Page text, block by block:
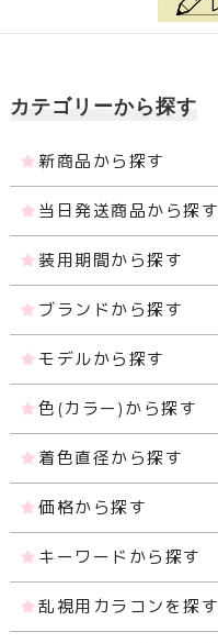
カテゴリーから探す
新商品から探す
当日発送商品から探す
装用期間から探す
ブランドから探す
モデルから探す
色(カラー)から探す
着色直径から探す
価格から探す
キーワードから探す
乱視用カラコンを探す